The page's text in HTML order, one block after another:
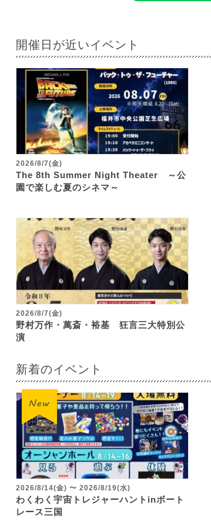
開催日が近いイベント
2026/8/7(金)
The 8th Summer Night Theater ～公
園で楽しむ夏のシネマ～
2026/8/7(金)
野村万作・萬斎・裕基 狂言三大特別公
演
新着のイベント
2026/8/14(金) 〜 2026/8/19(水)
わくわく宇宙トレジャーハントinボート
レース三国